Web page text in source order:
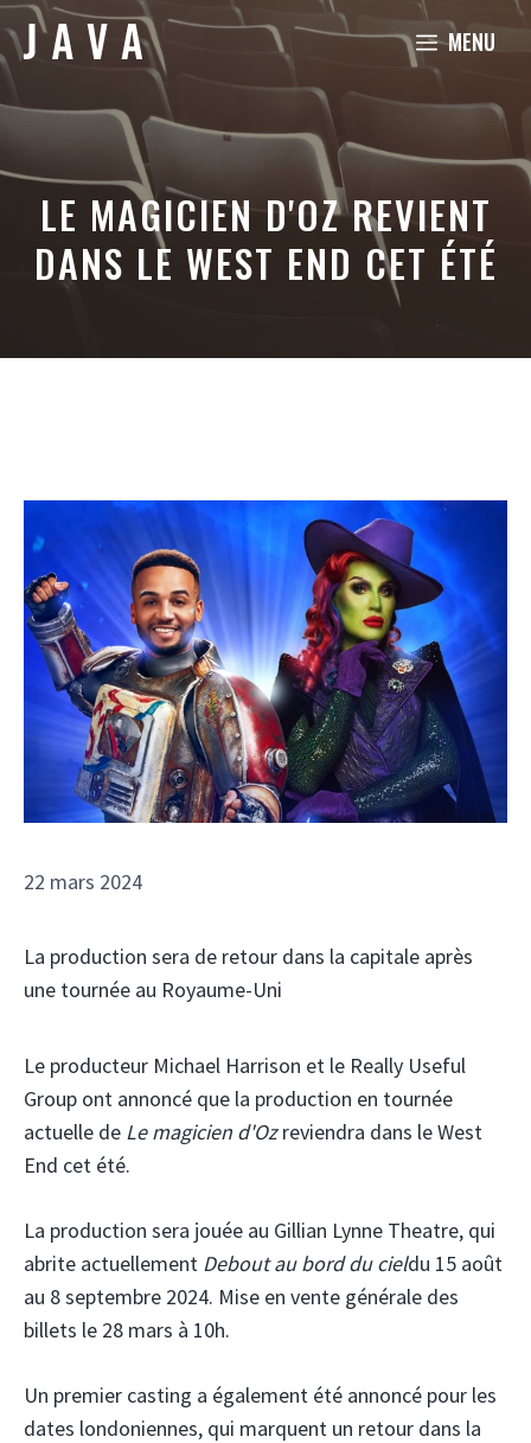
Aller
au
contenu
MENU
LE MAGICIEN D'OZ REVIENT
DANS LE WEST END CET ÉTÉ
22 mars 2024
La production sera de retour dans la capitale après
une tournée au Royaume-Uni
Le producteur Michael Harrison et le Really Useful
Group ont annoncé que la production en tournée
actuelle de Le magicien d'Ozreviendra dans le West
End cet été.
La production sera jouée au Gillian Lynne Theatre, qui
abrite actuellement Debout au bord du cieldu 15 août
au 8 septembre 2024. Mise en vente générale des
billets le 28 mars à 10h.
Un premier casting a également été annoncé pour les
dates londoniennes, qui marquent un retour dans la